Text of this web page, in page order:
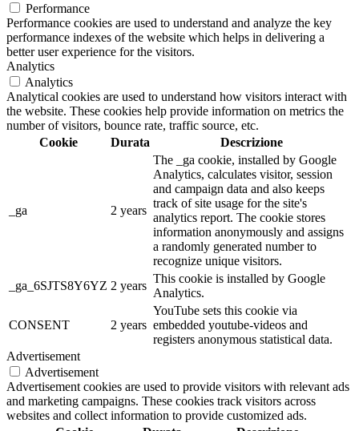
Performance
Performance cookies are used to understand and analyze the key
performance indexes of the website which helps in delivering a
better user experience for the visitors.
Analytics
Analytics
Analytical cookies are used to understand how visitors interact with
the website. These cookies help provide information on metrics the
number of visitors, bounce rate, traffic source, etc.
Cookie
Durata Descrizione
_ga 2 years
The _ga cookie, installed by Google
Analytics, calculates visitor, session
and campaign data and also keeps
track of site usage for the site's
analytics report. The cookie stores
information anonymously and assigns
a randomly generated number to
recognize unique visitors.
_ga_6SJTS8Y6YZ 2 years
This cookie is installed by Google
Analytics.
CONSENT 2 years
YouTube sets this cookie via
embedded youtube-videos and
registers anonymous statistical data.
Advertisement
Advertisement
Advertisement cookies are used to provide visitors with relevant ads
and marketing campaigns. These cookies track visitors across
websites and collect information to provide customized ads.